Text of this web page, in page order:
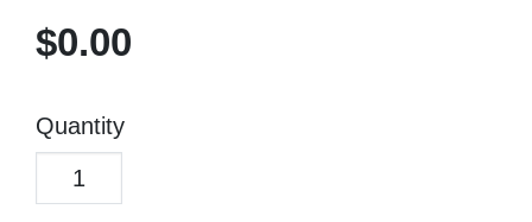
$0.00
Quantity